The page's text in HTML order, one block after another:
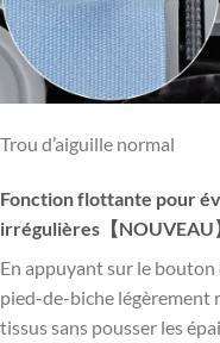
Trou d’aiguille normal
Fonction flottante pour
irrégulières【NOUVEAU
En appuyant sur le bouton
pied-de-biche légèrement
tissus sans pousser les